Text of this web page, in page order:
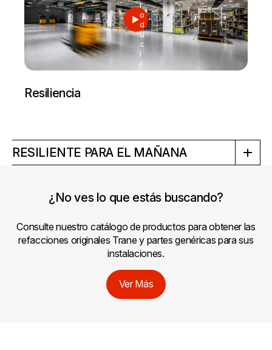
r
o
d
u
c
i
r
Resiliencia
RESILIENTE PARA EL MAÑANA
¿No ves lo que estás buscando?
Consulte nuestro catálogo de productos para obtener las
refacciones originales Trane y partes genéricas para sus
instalaciones.
Ver Más